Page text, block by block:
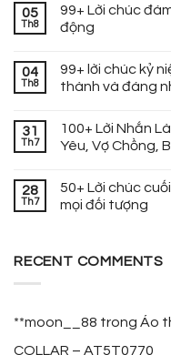
05
Th8
99+ Lời chúc
động
04
Th8
99+ lời chúc kỷ
thành và đáng
31
Th7
100+ Lời Nhắn
Yêu, Vợ Chồng,
28
Th7
50+ Lời chúc
mọi đối tượng
RECENT COMMENTS
**moon__88 trong Áo
COLLAR – AT5T0770